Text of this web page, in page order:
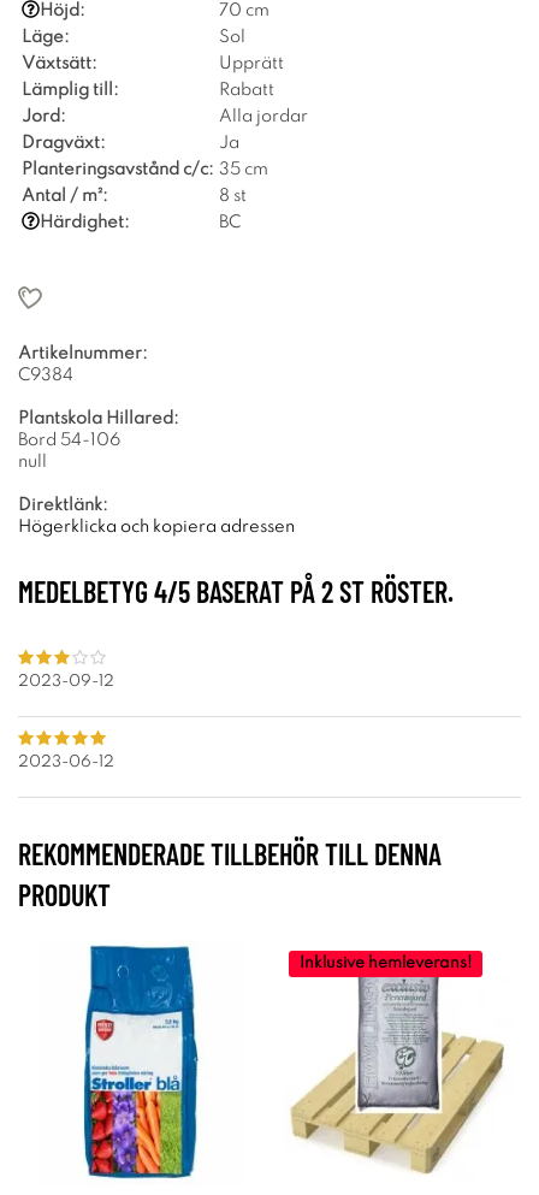
Höjd:
70 cm
Läge:
Sol
Växtsätt:
Upprätt
Lämplig till:
Rabatt
Jord:
Alla jordar
Dragväxt:
Ja
Planteringsavstånd c/c: 35 cm
Antal / m²:
8 st
Härdighet:
BC
Artikelnummer:
C9384
Plantskola Hillared:
Bord 54-106
null
Direktlänk:
Högerklicka och kopiera adressen
MEDELBETYG 4/5 BASERAT PÅ2ST RÖSTER.
2023-09-12
2023-06-12
REKOMMENDERADE TILLBEHÖR TILL DENNA
PRODUKT
Inklusive hemleverans!